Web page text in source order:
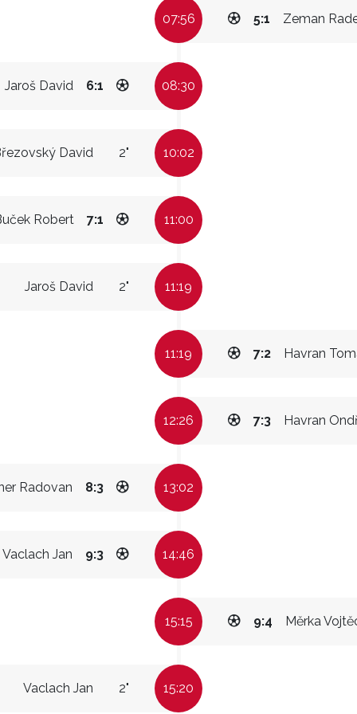
07:56 Zeman
5:1
Jaroš David 6:1 08:30
David 2" 10:02
Robert 7:1 11:00
Jaroš David 2" 11:19
11:19 Havran
7:2
12:26 Havran
7:3
Radovan 8:3 13:02
Vaclach Jan 9:3 14:46
15:15 Měrka
9:4
Vaclach Jan 2" 15:20